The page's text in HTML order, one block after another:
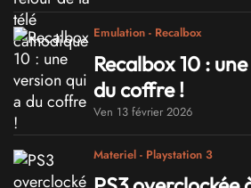
Emulation - Recalbox
Recalbox 10 :
du coffre !
Ven 13 février 2026
Materiel - Playstation 3